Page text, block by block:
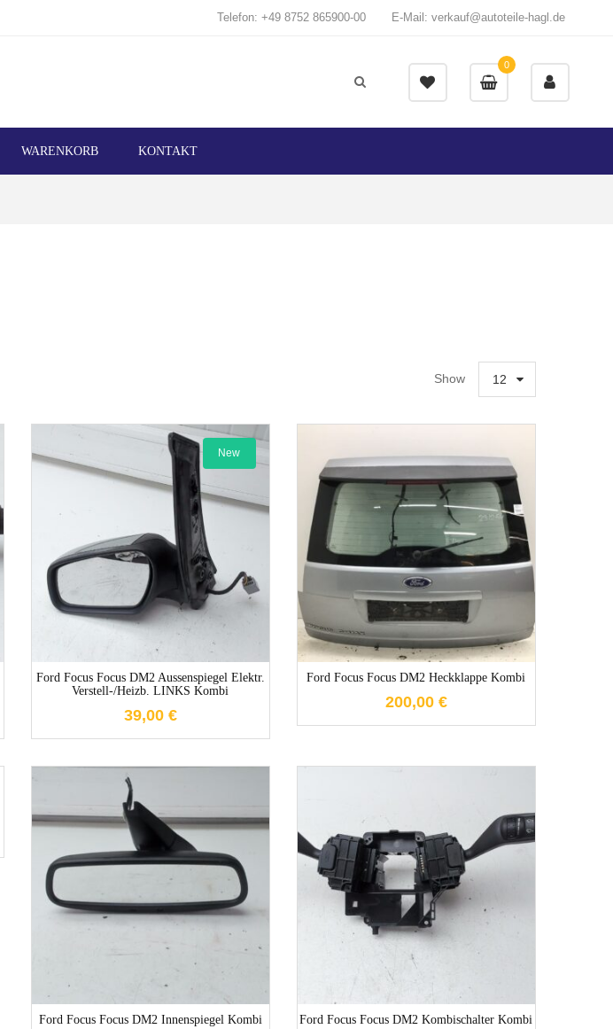
Telefon: +49 8752 865900-00 E-Mail: verkauf@autoteile-hagl.de
0
WARENKORB KONTAKT
Show 12
New
Ford Focus Focus DM2 Aussenspiegel Elektr.
Verstell-/heizb. LINKS Kombi
39,00 €
1-3 Werktage
Ford Focus Focus DM2 Heckklappe Kombi
200,00 €
1-3 Werktage
Ford Focus Focus DM2 Innenspiegel Kombi Ford Focus Focus DM2 Kombischalter Kombi
1-3 Werktage